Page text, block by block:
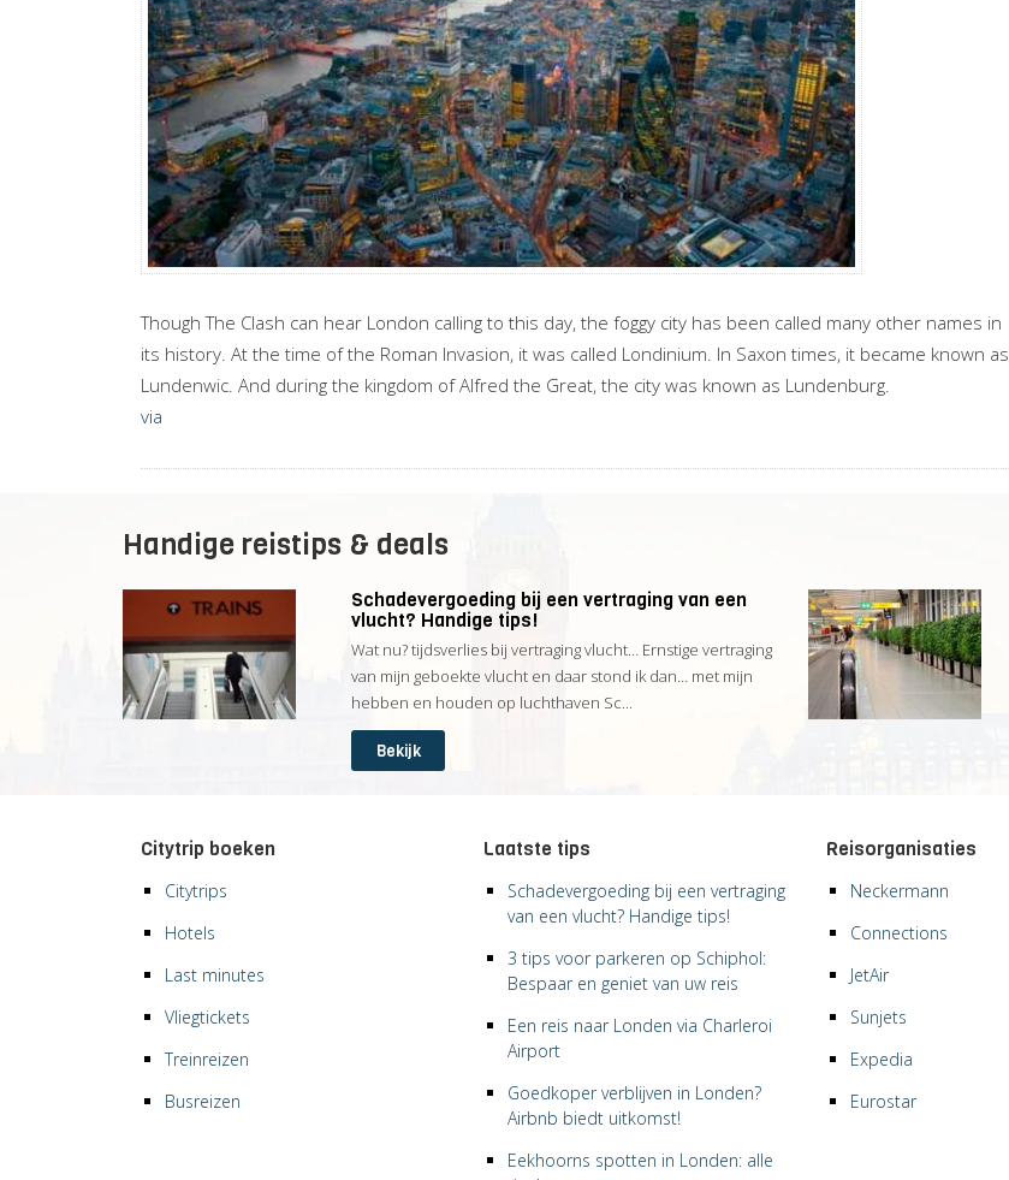
Though The Clash can hear London calling to this day, the foggy city has been called many other names in
its history. At the time of the Roman Invasion, it was called Londinium. In Saxon times, it became known as
Lundenwic. And during the kingdom of Alfred the Great, the city was known as Lundenburg.
via
Handige reistips & deals
Schadevergoeding bij een vertraging van een
vlucht? Handige tips!
Wat nu? tijdsverlies bij vertraging vlucht… Ernstige vertraging
van mijn geboekte vlucht en daar stond ik dan… met mijn
hebben en houden op luchthaven Sc...
Bekijk
Citytrip boeken
Citytrips
Hotels
Last minutes
Vliegtickets
Treinreizen
Busreizen
Laatste tips
Schadevergoeding bij een vertraging
van een vlucht? Handige tips!
3 tips voor parkeren op Schiphol:
Bespaar en geniet van uw reis
Een reis naar Londen via Charleroi
Airport
Goedkoper verblijven in Londen?
Airbnb biedt uitkomst!
Eekhoorns spotten in Londen: alle
Reisorganisaties
Neckermann
Connections
JetAir
Sunjets
Expedia
Eurostar